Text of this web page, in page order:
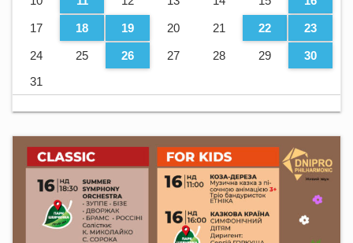
17 18 19 20 21 22 23
24 25 26 27 28 29
30
31